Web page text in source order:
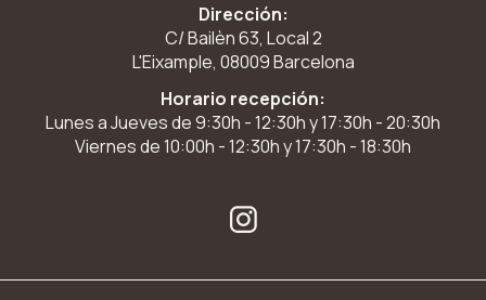
Dirección:
C/ Bailèn 63, Local 2
L'Eixample, 08009 Barcelona
Horario recepción:
Lunes a Jueves de 9:30h - 12:30h y 17:30h - 20:30h
Viernes de 10:00h - 12:30h y 17:30h - 18:30h